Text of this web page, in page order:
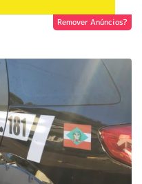
Remover Anúncios?